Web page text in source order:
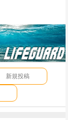
新規投稿